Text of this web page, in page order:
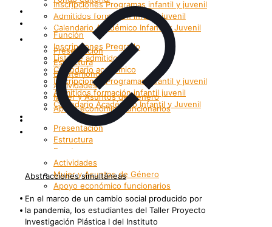
Inscripciones Programas infantil y juvenil
Admitidos formación infantil juvenil
Calendario Académico Infantil y Juvenil
Bienestar
Presentación
Estructura
Enrutemonos
Actividades
Mujer y Asuntos de Género
Apoyo económico funcionarios
Internacionalización
Patrimonio
Grupos Artísticos
Registro
Función
Inscripciones Pregrado
Lista de admitidos
Calendario académico
Inscripciones Programas infantil y juvenil
Admitidos formación infantil juvenil
Calendario Académico Infantil y Juvenil
Bienestar
Presentación
Estructura
Enrutemonos
Actividades
Mujer y Asuntos de Género
Apoyo económico funcionarios
Internacionalización
Patrimonio
Abstracciones simultáneas
En el marco de un cambio social producido por
la pandemia, los estudiantes del Taller Proyecto
Investigación Plástica I del Instituto